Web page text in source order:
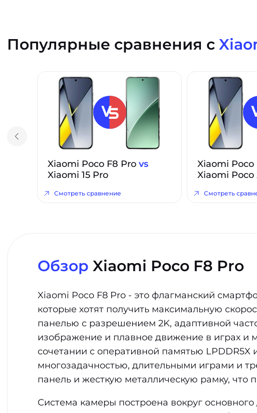
Популярные сравнения с
Xiaomi Poco F8 Pro vs
Xiaomi 15 Pro
Смотреть сравнение
Xiaomi Poco
Xiaomi Poco
Смотреть
Обзор Xiaomi Poco F8 Pro
Xiaomi Poco F8 Pro - это флагманский
которые хотят получить максимальную
панелью с разрешением 2K, адаптивной
изображение и плавное движение в играх и
сочетании с оперативной памятью LPDDR5X
многозадачностью, длительными играми и
панель и жесткую металлическую рамку, что
Система камеры построена вокруг